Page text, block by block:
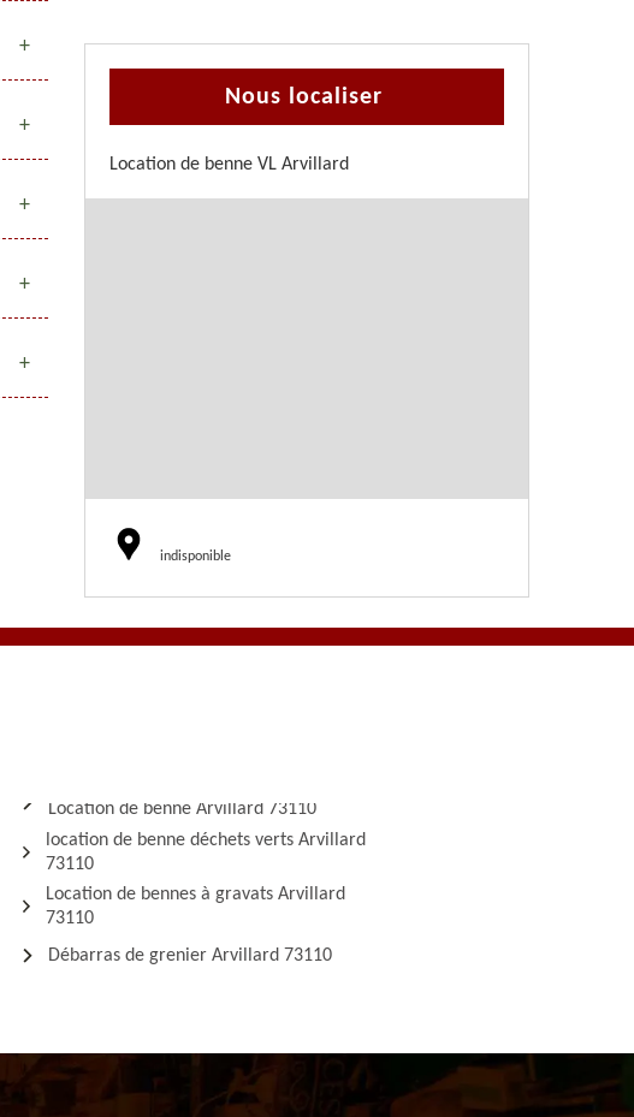
Nous localiser
Location de benne VL Arvillard
indisponible
Location de benne Arvillard 73110
location de benne déchets verts Arvillard
73110
Location de bennes à gravats Arvillard
73110
Débarras de grenier Arvillard 73110